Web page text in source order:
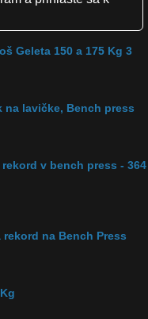
Geleta 150 a 175 Kg 3
na lavičke, Bench press
rekord v bench press - 364
rekord na Bench Press